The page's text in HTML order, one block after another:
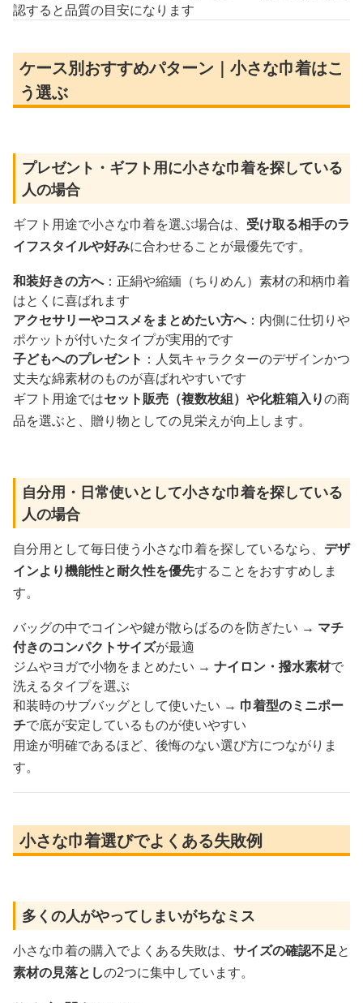
認すると品質の目安になります
ケース別おすすめパターン｜小さな巾着はこ
う選ぶ
プレゼント・ギフト用に小さな巾着を探している
人の場合
ギフト用途で小さな巾着を選ぶ場合は、 受け取る相手のラ
イフスタイルや好みに合わせることが最優先です。
和装好きの方へ：正絹や縮緬（ちりめん）素材の和柄巾着
はとくに喜ばれます
アクセサリーやコスメをまとめたい方へ：内側に仕切りや
ポケットが付いたタイプが実用的です
子どもへのプレゼント ：人気キャラクターのデザインかつ
丈夫な綿素材のものが喜ばれやすいです
ギフト用途ではセット販売（複数枚組） や化粧箱入りの商
品を選ぶと、贈り物としての見栄えが向上します。
自分用・日常使いとして小さな巾着を探している
人の場合
自分用として毎日使う小さな巾着を探しているなら、 デザ
インより機能性と耐久性を優先することをおすすめしま
す。
バッグの中でコインや鍵が散らばるのを防ぎたい → マチ
付きのコンパクトサイズが最適
ジムやヨガで小物をまとめたい → ナイロン・撥水素材で
洗えるタイプを選ぶ
和装時のサブバッグとして使いたい → 巾着型のミニポー
チで底が安定しているものが使いやすい
用途が明確であるほど、後悔のない選び方につながりま
す。
小さな巾着選びでよくある失敗例
多くの人がやってしまいがちなミス
小さな巾着の購入でよくある失敗は、 サイズの確認不足と
素材の見落としの2つに集中しています。